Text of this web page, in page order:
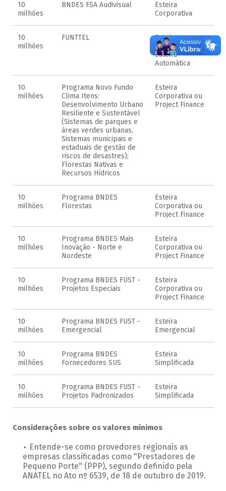
10
milhões
BNDES FSA Audivisual
Esteira
Corporativa
10
milhões
FUNTTEL
Esteira
Corporativa ou
Esteira
Automática
10
milhões
Programa Novo Fundo
Clima Itens:
Desenvolvimento Urbano
Resiliente e Sustentável
(Sistemas de parques e
áreas verdes urbanas,
Sistemas municipais e
estaduais de gestão de
riscos de desastres);
Florestas Nativas e
Recursos Hídricos
Esteira
Corporativa ou
Project Finance
10
milhões
Programa BNDES
Florestas
Esteira
Corporativa ou
Project Finance
10
milhões
Programa BNDES Mais
Inovação - Norte e
Nordeste
Esteira
Corporativa ou
Project Finance
10
milhões
Programa BNDES FUST -
Projetos Especiais
Esteira
Corporativa ou
Project Finance
10
milhões
Programa BNDES FUST -
Emergencial
Esteira
Emergencial
10
milhões
Programa BNDES
Fornecedores SUS
Esteira
Simplificada
10
milhões
Programa BNDES FUST -
Projetos Padronizados
Esteira
Simplificada
Considerações sobre os valores mínimos
Entende-se como provedores regionais as
empresas classificadas como "Prestadores de
Pequeno Porte" (PPP), segundo definido pela
ANATEL no Ato nº 6539, de 18 de outubro de 2019.